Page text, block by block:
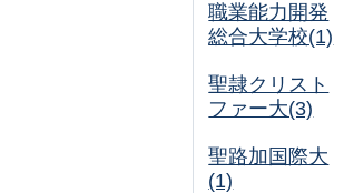
職業能力開発
総合大学校(1)
聖隷クリスト
ファー大(3)
聖路加国際大
(1)